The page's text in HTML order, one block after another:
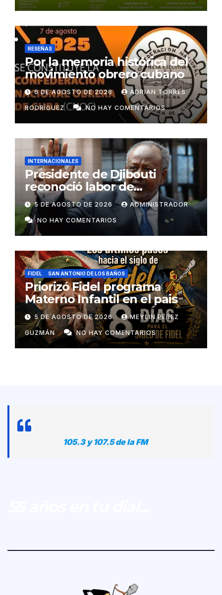
RESEÑAS
Por la memoria histórica del
movimiento obrero cubano
6 DE AGOSTO DE 2026 ADRIAN TORRES
RODRÍGUEZ NO HAY COMENTARIOS
INTERNACIONALES
Presidente de Djibouti
reconoció labor de
colaboradores de Cuba
5 DE AGOSTO DE 2026 ADMINISTRADOR
NO HAY COMENTARIOS
FIDEL SAN ANTONIO DE LOS BAÑOS
Priorizó Fidel programa
Materno Infantil en el pais
5 DE AGOSTO DE 2026 MEYLIN PÉREZ
GUZMÁN NO HAY COMENTARIOS
105.3 y 107.5 de la FM